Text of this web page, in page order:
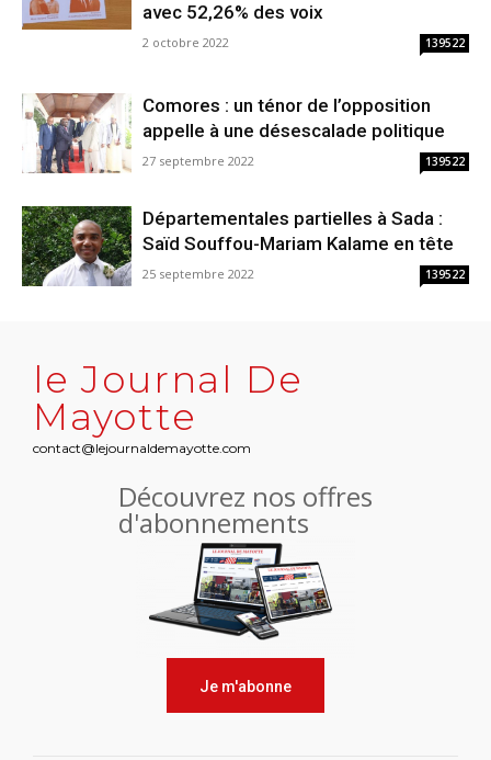
avec 52,26% des voix
2 octobre 2022 139522
Comores : un ténor de l’opposition
appelle à une désescalade politique
27 septembre 2022 139522
Départementales partielles à Sada :
Saïd Souffou-Mariam Kalame en tête
25 septembre 2022 139522
le Journal De
Mayotte
contact@lejournaldemayotte.com
Découvrez nos offres
d'abonnements
Je m'abonne